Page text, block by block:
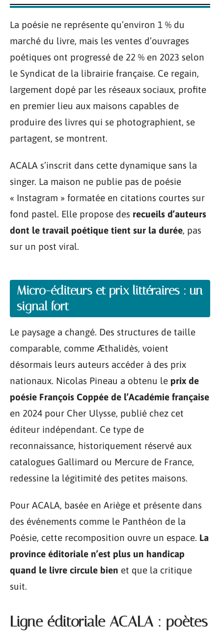
La poésie ne représente qu’environ 1 % du
marché du livre, mais les ventes d’ouvrages
poétiques ont progressé de 22 % en 2023 selon
le Syndicat de la librairie française. Ce regain,
largement dopé par les réseaux sociaux, profite
en premier lieu aux maisons capables de
produire des livres qui se photographient, se
partagent, se montrent.
ACALA s’inscrit dans cette dynamique sans la
singer. La maison ne publie pas de poésie
« Instagram » formatée en citations courtes sur
fond pastel. Elle propose des recueils d’auteurs
dont le travail poétique tient sur la durée, pas
sur un post viral.
Micro-éditeurs et prix littéraires : un
signal fort
Le paysage a changé. Des structures de taille
comparable, comme Æthalidès, voient
désormais leurs auteurs accéder à des prix
nationaux. Nicolas Pineau a obtenu le prix de
poésie François Coppée de l’Académie française
en 2024 pour Cher Ulysse, publié chez cet
éditeur indépendant. Ce type de
reconnaissance, historiquement réservé aux
catalogues Gallimard ou Mercure de France,
redessine la légitimité des petites maisons.
Pour ACALA, basée en Ariège et présente dans
des événements comme le Panthéon de la
Poésie, cette recomposition ouvre un espace. La
province éditoriale n’est plus un handicap
quand le livre circule bien et que la critique
suit.
Ligne éditoriale ACALA : poètes